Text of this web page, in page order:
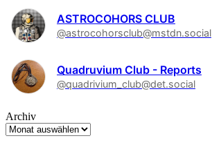
ASTROCOHORS CLUB
@astrocohorsclub@mstdn.social
Quadruvium Club - Reports
@quadrivium_club@det.social
Archiv